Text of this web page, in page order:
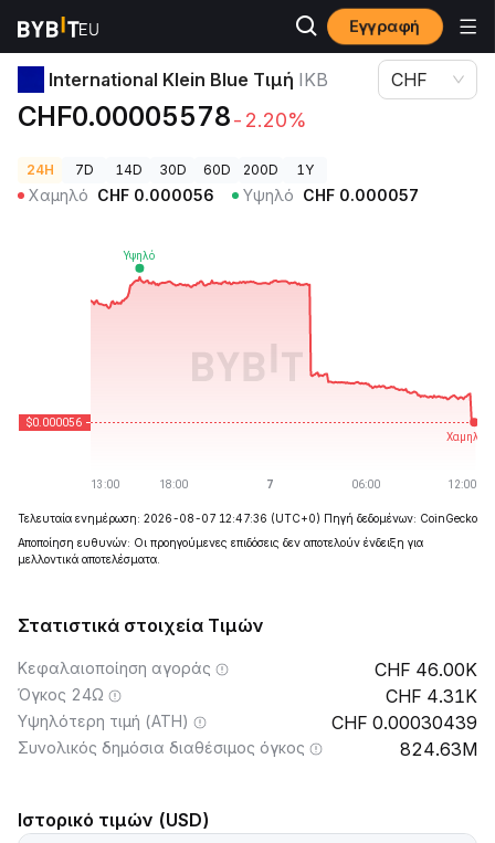
Εγγραφή
Τιμές Κρυπτονομισμάτων International Klein Blue Τιμή IKB
International Klein Blue Τιμή IKB
CHF0.00005578-2.20%
CHF
24H 7D 14D 30D 60D 200D 1Y
Χαμηλό CHF 0.000056 Υψηλό CHF 0.000057
Τελευταία ενημέρωση: 2026-08-07 12:47:36 (UTC+0) Πηγή δεδομένων: CoinGecko
Αποποίηση ευθυνών: Οι προηγούμενες επιδόσεις δεν αποτελούν ένδειξη για
μελλοντικά αποτελέσματα.
Στατιστικά στοιχεία Τιμών
Κεφαλαιοποίηση αγοράς 46.00K
Όγκος 24Ω 4.31K
Υψηλότερη τιμή (ATH) 0.00030439
Συνολικός δημόσια διαθέσιμος όγκος 824.63M
Ιστορικό τιμών (USD)